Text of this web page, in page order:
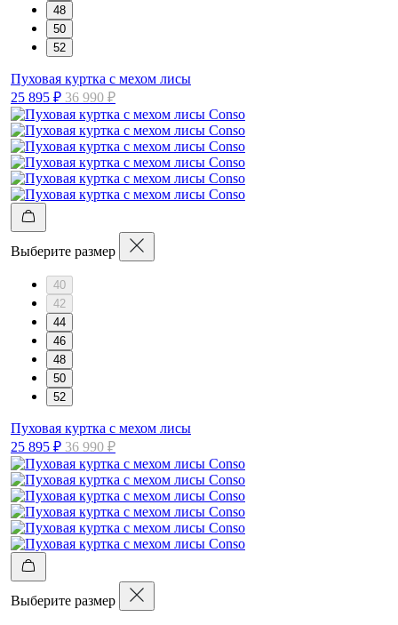
48
50
52
Пуховая куртка с мехом лисы
25 895 ₽ 36 990 ₽
Выберите размер
40
42
44
46
48
50
52
Пуховая куртка с мехом лисы
25 895 ₽ 36 990 ₽
Выберите размер